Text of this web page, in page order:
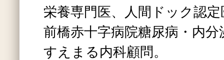
栄養専門医、人間ドック認
前橋赤十字病院糖尿病・内分
すえまる内科顧問。